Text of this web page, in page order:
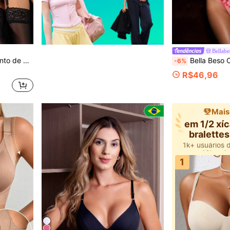
para Sair, Visual Baddie -6% Bella Beso Conjunto de Lingerie Sexy Feminina Romântica Francesa para
R$46,96
em 1/2
40k+
1k+ usuários
40k+
1